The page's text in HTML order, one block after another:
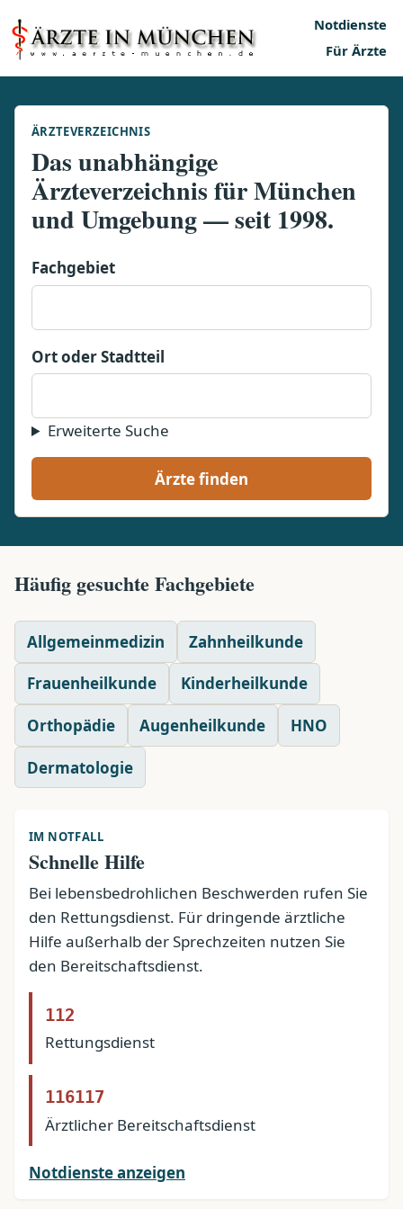
Notdienste
Für Ärzte
ÄRZTEVERZEICHNIS
Das unabhängige
Ärzteverzeichnis für München
und Umgebung — seit 1998.
Fachgebiet
Ort oder Stadtteil
Erweiterte Suche
Ärzte finden
Häufig gesuchte Fachgebiete
Allgemeinmedizin Zahnheilkunde
Frauenheilkunde Kinderheilkunde
Orthopädie Augenheilkunde HNO
Dermatologie
IM NOTFALL
Schnelle Hilfe
Bei lebensbedrohlichen Beschwerden rufen Sie
den Rettungsdienst. Für dringende ärztliche
Hilfe außerhalb der Sprechzeiten nutzen Sie
den Bereitschaftsdienst.
112
Rettungsdienst
116117
Ärztlicher Bereitschaftsdienst
Notdienste anzeigen